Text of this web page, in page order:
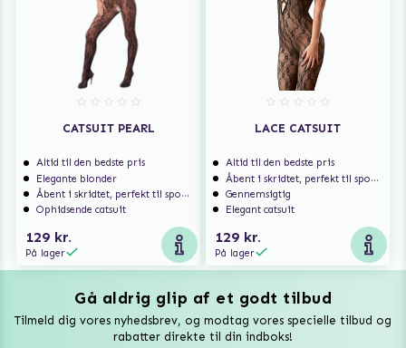
CATSUIT PEARL
Altid til den bedste pris
Elegante blonder
Åbent i skridtet, perfekt til spontan sex
Ophidsende catsuit
129 kr.
På lager
LACE CATSUIT
Altid til den bedste pris
Åbent i skridtet, perfekt til spontan sex
Gennemsigtig
Elegant catsuit
129 kr.
På lager
Gå aldrig glip af et godt tilbud
Tilmeld dig vores nyhedsbrev, og modtag vores specielle tilbud og
rabatter direkte til din indboks!
Vuxen Magazine